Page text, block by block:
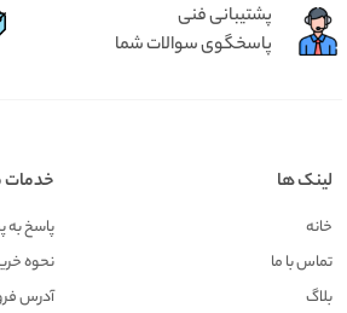
پشتیبانی فنی
پاسخگوی سوالات شما
لینک ها
خانه
تماس با ما
بلاگ
خدمات
پاسخ
نحوه
آدرس